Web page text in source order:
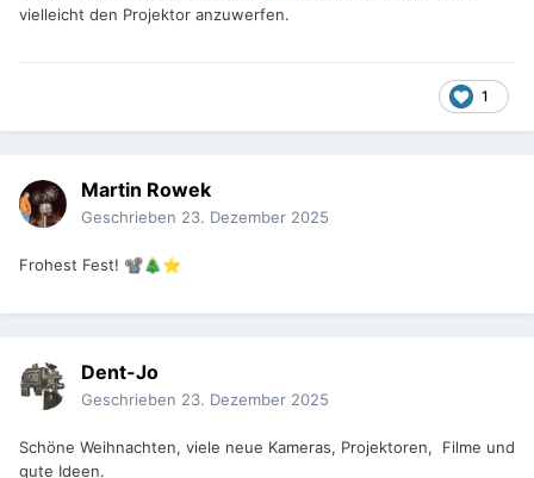
vielleicht den Projektor anzuwerfen.
1
Martin Rowek
Geschrieben 23. Dezember 2025
Frohest Fest! 📽️🎄 ⭐
Dent-Jo
Geschrieben 23. Dezember 2025
Schöne Weihnachten, viele neue Kameras, Projektoren, Filme und
gute Ideen.